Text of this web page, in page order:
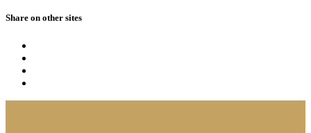
Share on other sites